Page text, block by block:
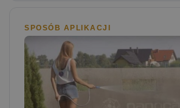
SPOSÓB APLIKACJI